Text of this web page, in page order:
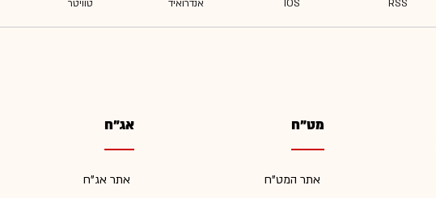
מט"ח
אתר המט"ח
אג"ח
אתר אג"ח